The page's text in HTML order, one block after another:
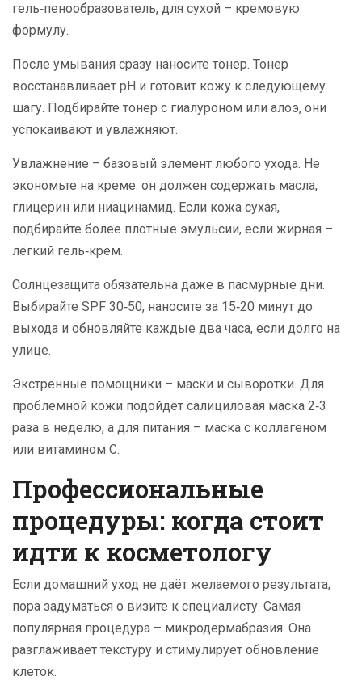
гель‑пенообразователь, для сухой – кремовую
формулу.
После умывания сразу наносите тонер. Тонер
восстанавливает pH и готовит кожу к следующему
шагу. Подбирайте тонер с гиалуроном или алоэ, они
успокаивают и увлажняют.
Увлажнение – базовый элемент любого ухода. Не
экономьте на креме: он должен содержать масла,
глицерин или ниацинамид. Если кожа сухая,
подбирайте более плотные эмульсии, если жирная –
лёгкий гель‑крем.
Солнцезащита обязательна даже в пасмурные дни.
Выбирайте SPF 30‑50, наносите за 15‑20 минут до
выхода и обновляйте каждые два часа, если долго на
улице.
Экстренные помощники – маски и сыворотки. Для
проблемной кожи подойдёт салициловая маска 2‑3
раза в неделю, а для питания – маска с коллагеном
или витамином C.
Профессиональные
процедуры: когда стоит
идти к косметологу
Если домашний уход не даёт желаемого результата,
пора задуматься о визите к специалисту. Самая
популярная процедура – микродермабразия. Она
разглаживает текстуру и стимулирует обновление
клеток.